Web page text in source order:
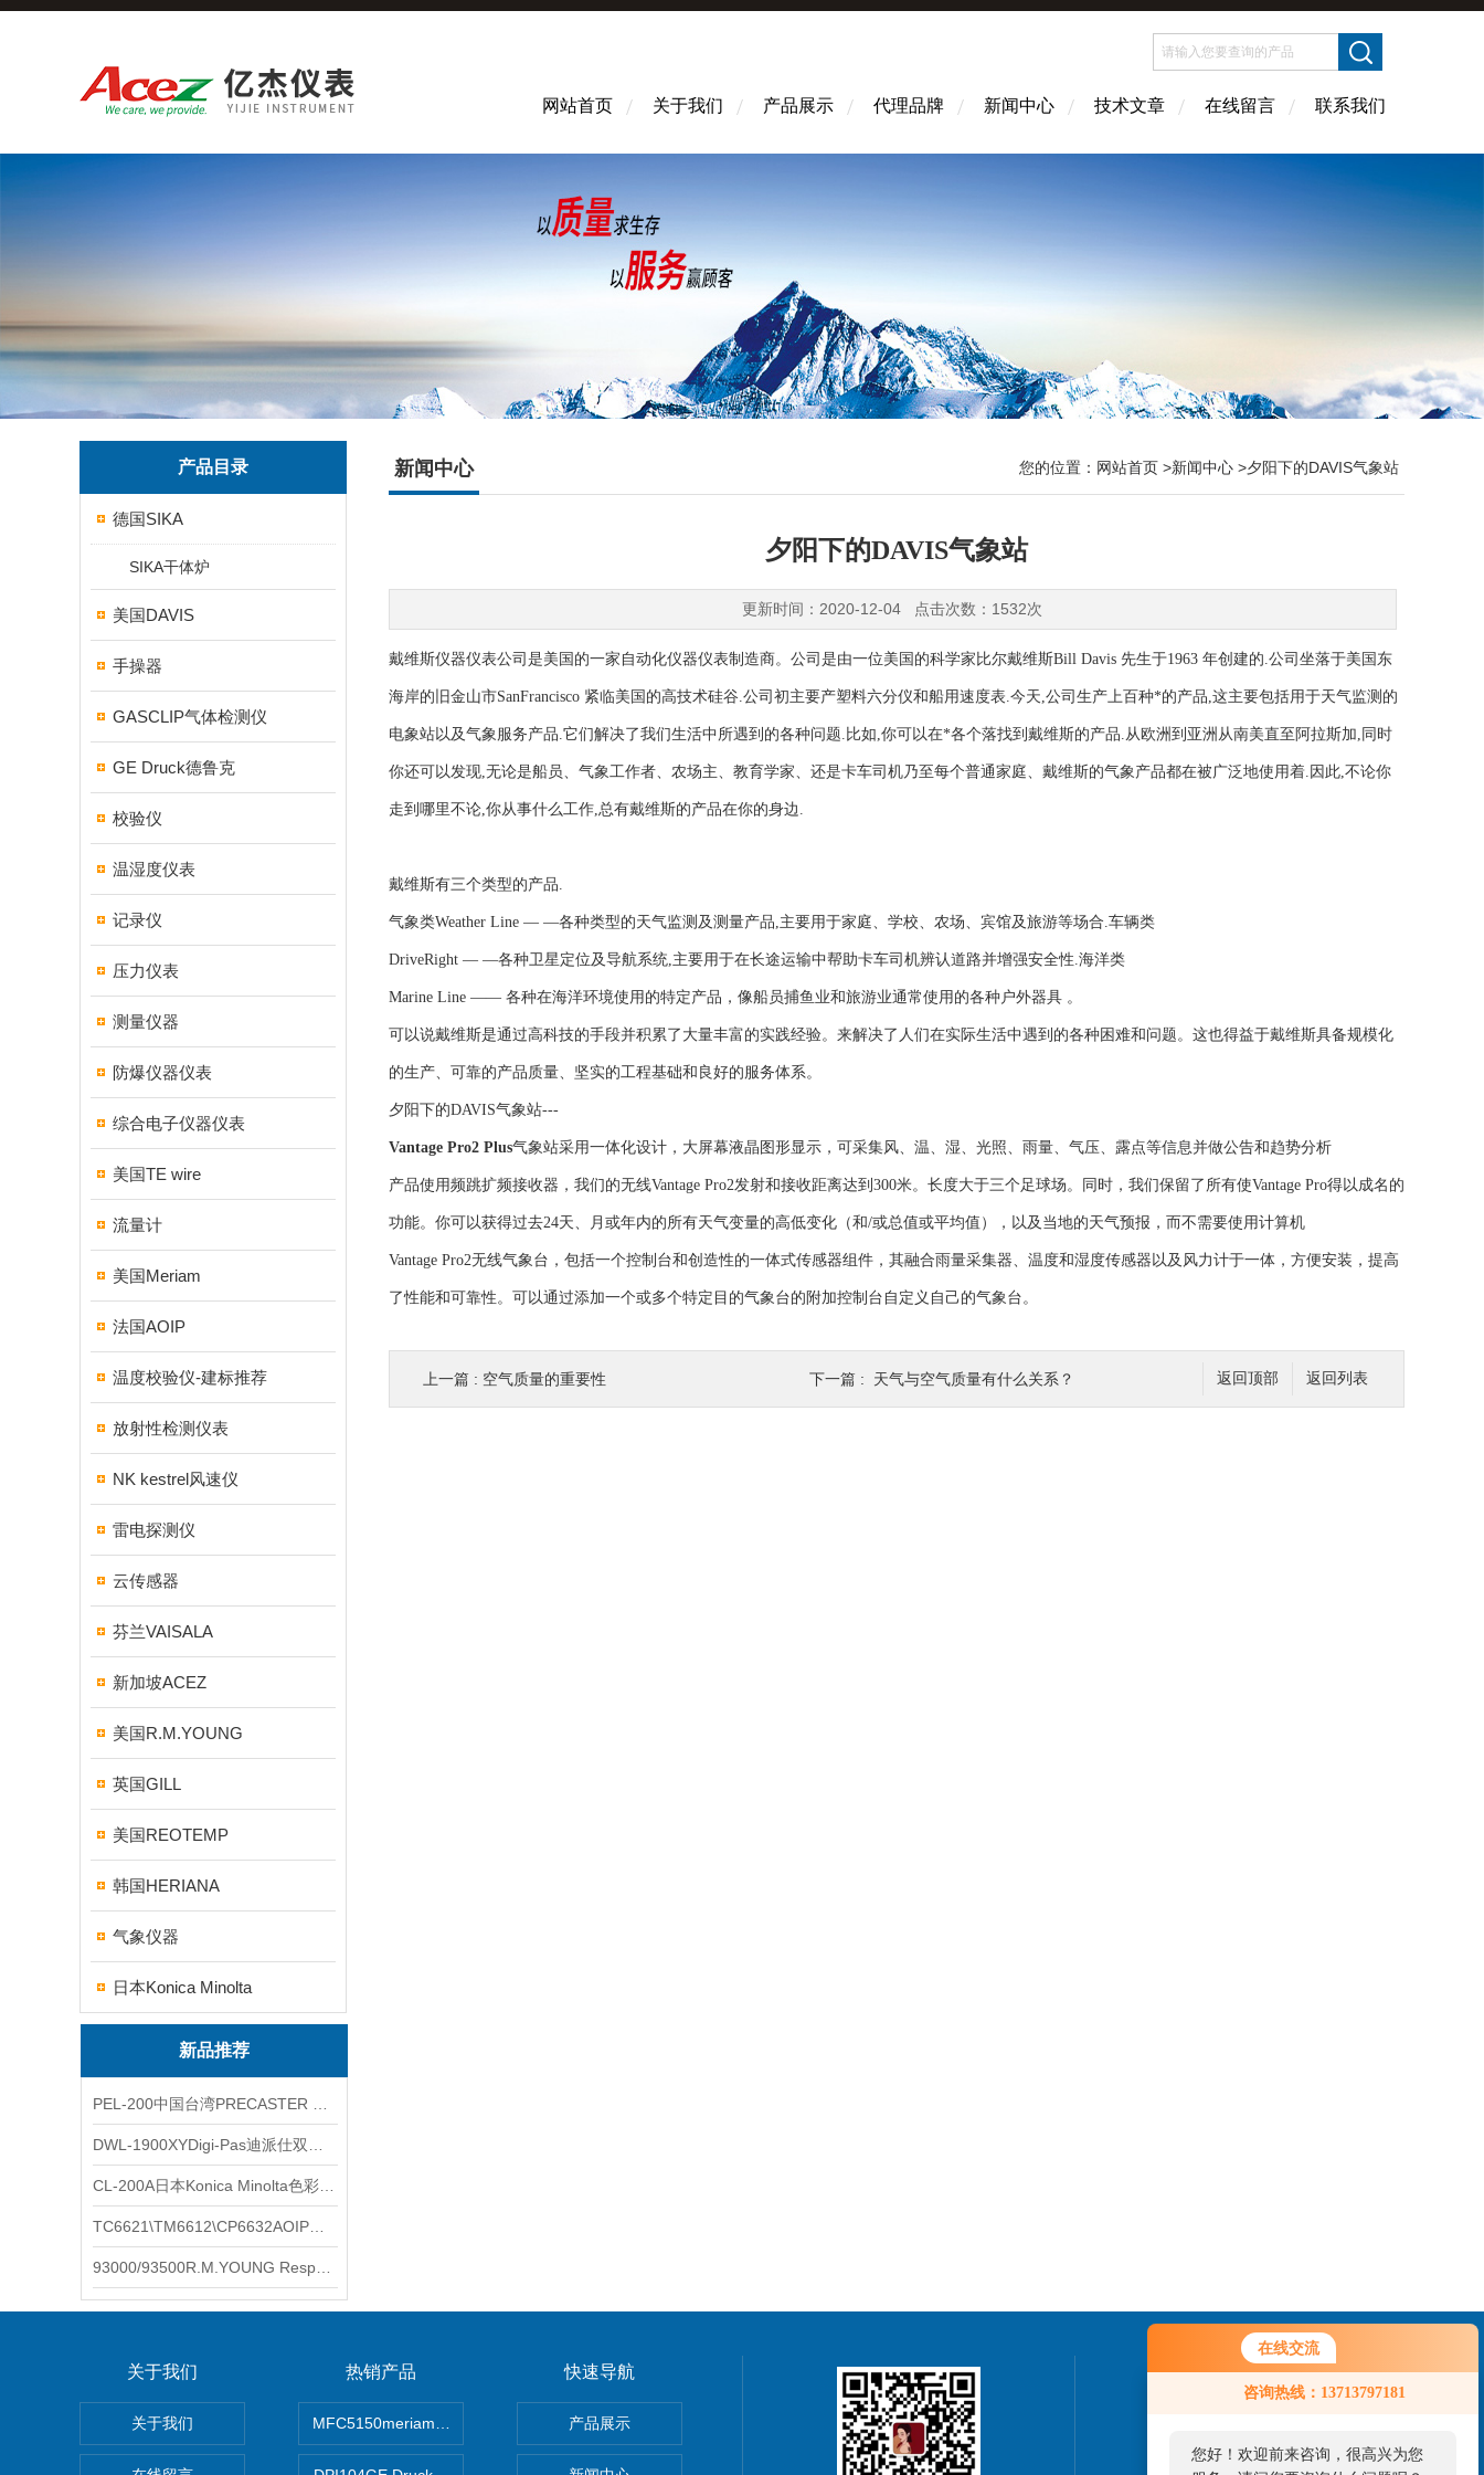
在线交流
咨询热线：13713797181
您好！欢迎前来咨询，很高兴为您
服务，请问您要咨询什么问题呢？
您好，看您停留很久了，是否找到
网站首页 关于我们 产品展示 代理品牌 新闻中心 技术文章 在线留言 联系我们
产品目录
德国SIKA
SIKA干体炉
美国DAVIS
手操器
GASCLIP气体检测仪
GE Druck德鲁克
校验仪
温湿度仪表
记录仪
压力仪表
测量仪器
防爆仪器仪表
综合电子仪器仪表
美国TE wire
流量计
美国Meriam
法国AOIP
温度校验仪-建标推荐
放射性检测仪表
NK kestrel风速仪
雷电探测仪
云传感器
芬兰VAISALA
新加坡ACEZ
美国R.M.YOUNG
英国GILL
美国REOTEMP
韩国HERIANA
气象仪器
日本Konica Minolta
新品推荐
新闻中心 您的位置： 网站首页 >新闻中心 >夕阳下的DAVIS气象站
夕阳下的DAVIS气象站
更新时间：2020-12-04 点击次数：1532次
戴维斯仪器仪表公司是美国的一家自动化仪器仪表制造商。公司是由一位美国的科学家比尔戴维斯Bill Davis 先生于1963 年创建的.公司坐落于美国东
海岸的旧金山市SanFrancisco 紧临美国的高技术硅谷.公司初主要产塑料六分仪和船用速度表.今天,公司生产上百种*的产品,这主要包括用于天气监测的
电象站以及气象服务产品.它们解决了我们生活中所遇到的各种问题.比如,你可以在*各个落找到戴维斯的产品.从欧洲到亚洲从南美直至阿拉斯加,同时
你还可以发现,无论是船员、气象工作者、农场主、教育学家、还是卡车司机乃至每个普通家庭、戴维斯的气象产品都在被广泛地使用着.因此,不论你
走到哪里不论,你从事什么工作,总有戴维斯的产品在你的身边.
戴维斯有三个类型的产品.
气象类Weather Line — —各种类型的天气监测及测量产品,主要用于家庭、学校、农场、宾馆及旅游等场合.车辆类
DriveRight — —各种卫星定位及导航系统,主要用于在长途运输中帮助卡车司机辨认道路并增强安全性.海洋类
Marine Line —— 各种在海洋环境使用的特定产品，像船员捕鱼业和旅游业通常使用的各种户外器具 。
可以说戴维斯是通过高科技的手段并积累了大量丰富的实践经验。来解决了人们在实际生活中遇到的各种困难和问题。这也得益于戴维斯具备规模化
的生产、可靠的产品质量、坚实的工程基础和良好的服务体系。
夕阳下的DAVIS气象站---
Vantage Pro2 Plus气象站采用一体化设计，大屏幕液晶图形显示，可采集风、温、湿、光照、雨量、气压、露点等信息并做公告和趋势分析
产品使用频跳扩频接收器，我们的无线Vantage Pro2发射和接收距离达到300米。长度大于三个足球场。同时，我们保留了所有使Vantage Pro得以成名的
功能。你可以获得过去24天、月或年内的所有天气变量的高低变化（和/或总值或平均值），以及当地的天气预报，而不需要使用计算机
Vantage Pro2无线气象台，包括一个控制台和创造性的一体式传感器组件，其融合雨量采集器、温度和湿度传感器以及风力计于一体，方便安装，提高
了性能和可靠性。可以通过添加一个或多个特定目的气象台的附加控制台自定义自己的气象台。
返回列表
返回顶部
上一篇 : 空气质量的重要性 下一篇 : 天气与空气质量有什么关系？
关于我们
关于我们
热销产品
MFC5150meriam智能手操器
快速导航
产品展示
联系我们